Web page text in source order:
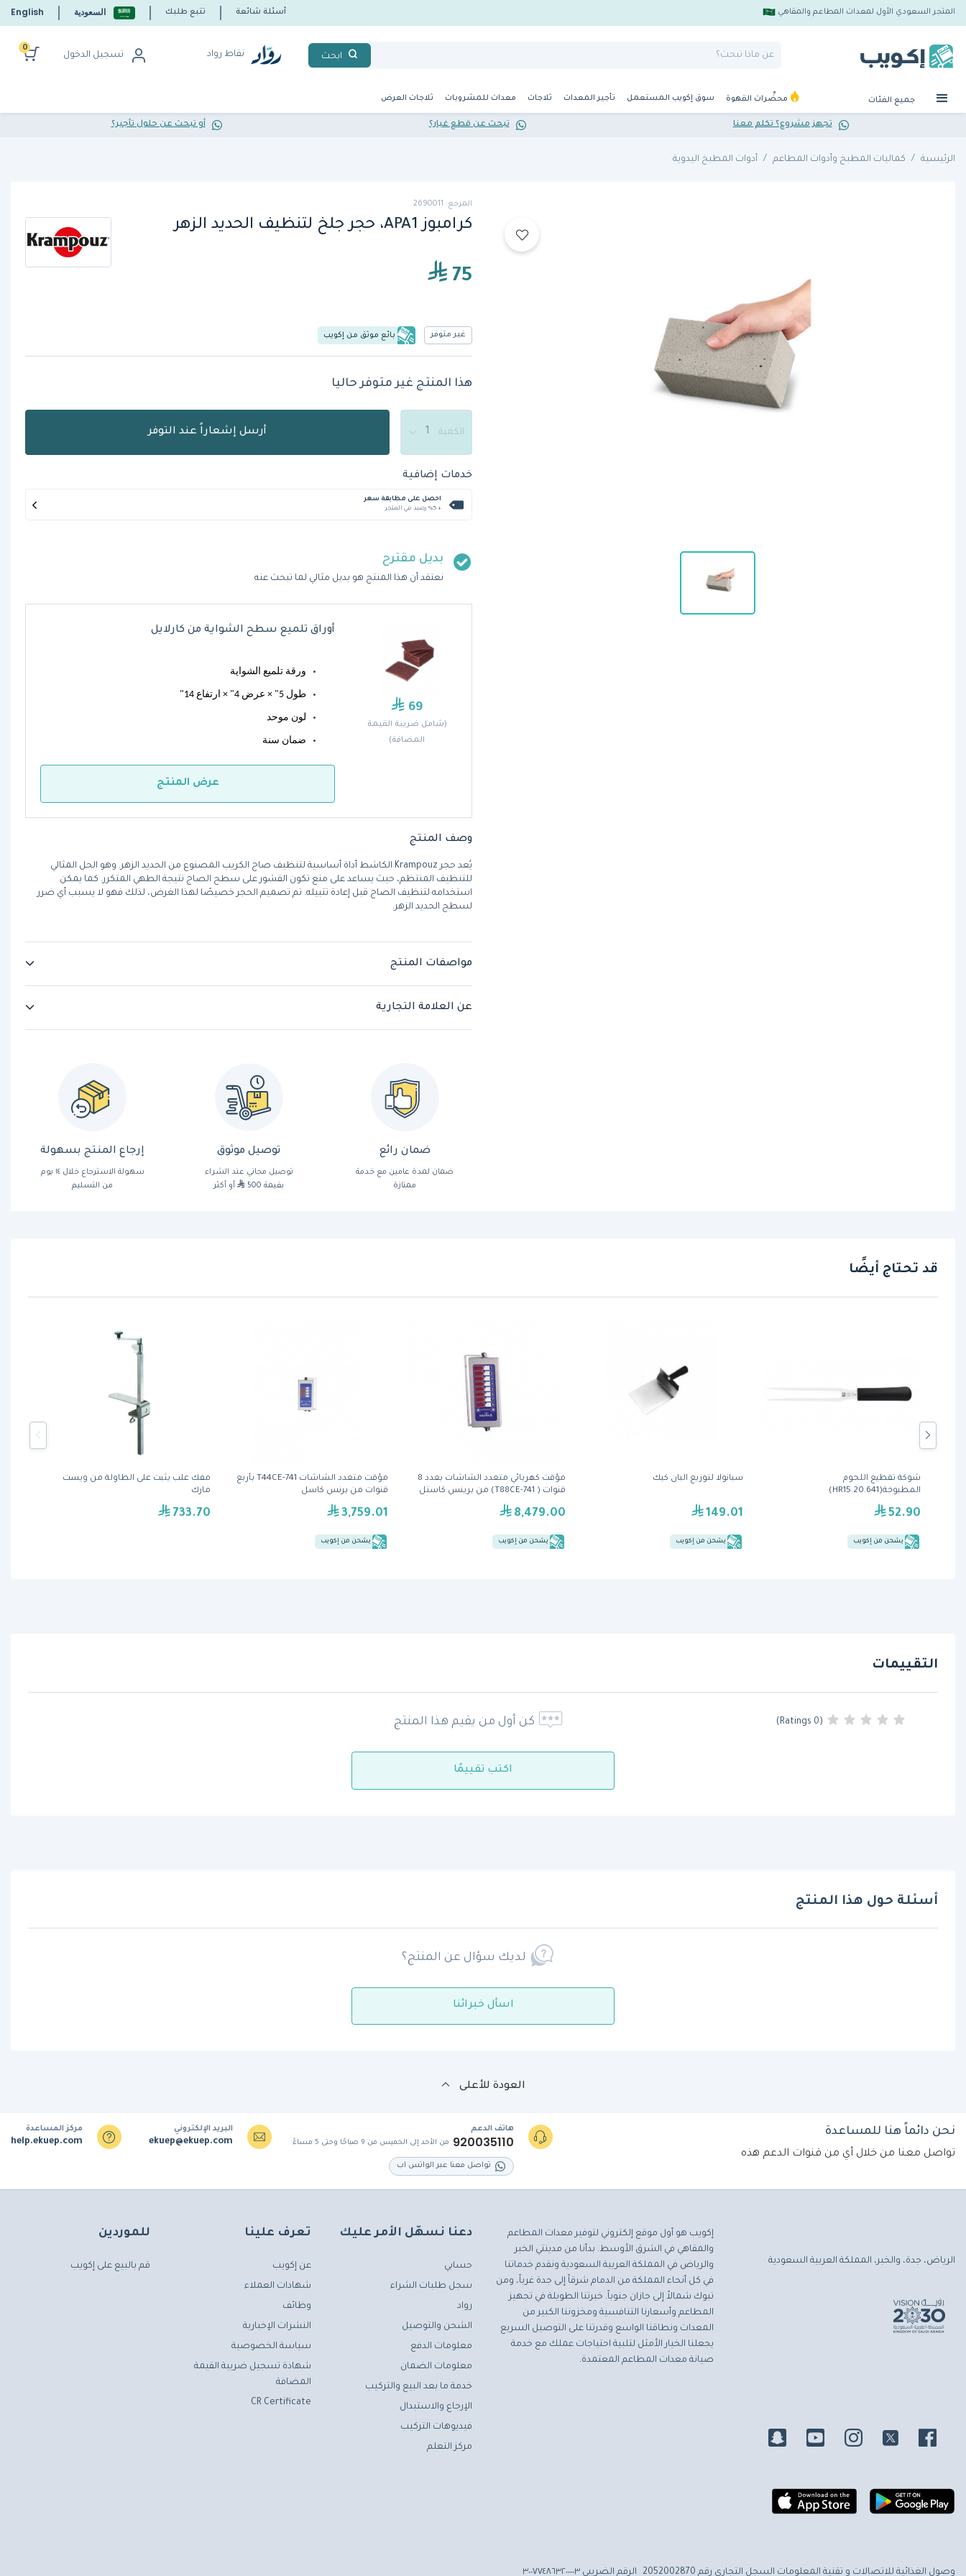
المتجر السعودي الأول لمعدات المطاعم والمقاهي أسئلة شائعة تتبع طلبك السعودية English
ابحث نقاط رواد تسجيل الدخول
0
جميع الفئات محضِّرات القهوة سوق إكويب المستعمل تأجير المعدات ثلاجات معدات للمشروبات ثلاجات العرض
تجهز مشروع؟ تكلم معنا تبحث عن قطع غيار؟ أو تبحث عن حلول تأجير؟
الرئيسية كماليات المطبخ وأدوات المطاعم أدوات المطبخ اليدوية
المرجع: 2690011
كرامبوز APA1، حجر جلخ لتنظيف الحديد الزهر
75
غير متوفر بائع موثق من إكويب
هذا المنتج غير متوفر حاليا
الكمية أرسل إشعاراً عند التوفر
خدمات إضافية
احصل على مطابقة سعر
+ %5 رصيد في المتجر
بديل مقترح
نعتقد أن هذا المنتج هو بديل مثالي لما تبحث عنه
69
(شامل ضريبة القيمة
المضافة)
أوراق تلميع سطح الشواية من كارلايل
ورقة تلميع الشواية
طول 5" × عرض 4" × ارتفاع 14"
لون موحد
ضمان سنة
عرض المنتج
وصف المنتج
يُعد حجر Krampouz الكاشط أداة أساسية لتنظيف صاج الكريب المصنوع من الحديد الزهر. وهو الحل المثالي
للتنظيف المنتظم، حيث يساعد على منع تكون القشور على سطح الصاج نتيجة الطهي المتكرر. كما يمكن
استخدامه لتنظيف الصاج قبل إعادة تتبيله. تم تصميم الحجر خصيصًا لهذا الغرض، لذلك فهو لا يسبب أي ضرر
لسطح الحديد الزهر.
مواصفات المنتج
عن العلامة التجارية
ضمان رائع
ضمان لمدة عامين مع خدمة
ممتازة
توصيل موثوق
توصيل مجاني عند الشراء
بقيمة 500
أو أكثر
إرجاع المنتج بسهولة
سهولة الاسترجاع خلال ١٤ يوم
من التسليم
قد تحتاج أيضًا
مفك علب يثبت على الطاولة من ويست
مارك
733.70
مؤقت متعدد الشاشات 741-T44CE بأربع
قنوات من برنس كاسل
3,759.01
يشحن من إكويب
مؤقت كهربائي متعدد الشاشات بعدد 8
قنوات ( 741-T88CE) من برينس كاستل
8,479.00
يشحن من إكويب
سبانولا لتوزيع البان كيك
149.01
يشحن من إكويب
شوكة تقطيع اللحوم
المطبوخة(641.HR15.20)
52.90
يشحن من إكويب
التقييمات
(0 Ratings) كن أول من يقيم هذا المنتج
اكتب تقييمًا
أسئلة حول هذا المنتج
لديك سؤال عن المنتج؟
اسأل خبرائنا
العودة للأعلى
نحن دائماً هنا للمساعدة
تواصل معنا من خلال أي من قنوات الدعم هذه
هاتف الدعم
920035110 من الأحد إلى الخميس من 9 صباحًا وحتى 5 مساءً
تواصل معنا عبر الواتس اب
البريد الإلكتروني
ekuep@ekuep.com
مركز المساعدة
help.ekuep.com
الرياض، جدة، والخبر، المملكة العربية السعودية
إكويب هو أول موقع إلكتروني لتوفير معدات المطاعم
والمقاهي في الشرق الأوسط. بدأنا من مدينتي الخبر
والرياض في المملكة العربية السعودية ونقدم خدماتنا
في كل أنحاء المملكة من الدمام شرقاً إلى جدة غرباً، ومن
تبوك شمالاً إلى جازان جنوباً. خبرتنا الطويلة في تجهيز
المطاعم وأسعارنا التنافسية ومخزوننا الكبير من
المعدات ونطاقنا الواسع وقدرتنا على التوصيل السريع
يجعلنا الخيار الأمثل لتلبية احتياجات عملك مع خدمة
صيانة معدات المطاعم المعتمدة.
دعنا نسهّل الأمر عليك
حسابي
سجل طلبات الشراء
رواد
الشحن والتوصيل
معلومات الدفع
معلومات الضمان
خدمة ما بعد البيع والتركيب
الإرجاع والاستبدال
فيديوهات التركيب
مركز التعلم
تعرف علينا
عن إكويب
شهادات العملاء
وظائف
النشرات الإخبارية
سياسة الخصوصية
شهادة تسجيل ضريبة القيمة
المضافة
CR Certificate
للموردين
قم بالبيع على إكويب
وصول الغذائية للاتصالات و تقنية المعلومات السجل التجاري رقم 2052002870 الرقم الضريبي ٣٠٠٧٧٤٨٦٣٢٠٠٠٠٣